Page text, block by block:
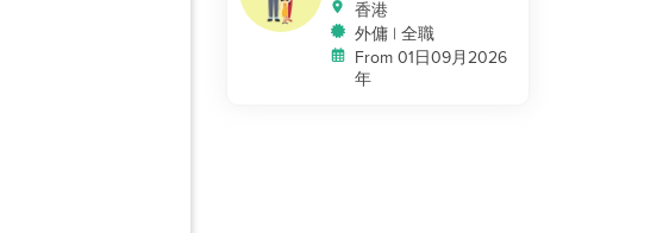
香港
外傭 | 全職
From 01日09月2026
年